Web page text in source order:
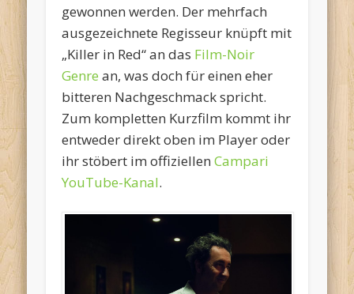
gewonnen werden. Der mehrfach
ausgezeichnete Regisseur knüpft mit
„Killer in Red“ an das Film-Noir
Genre an, was doch für einen eher
bitteren Nachgeschmack spricht.
Zum kompletten Kurzfilm kommt ihr
entweder direkt oben im Player oder
ihr stöbert im offiziellenCampari
YouTube-Kanal.